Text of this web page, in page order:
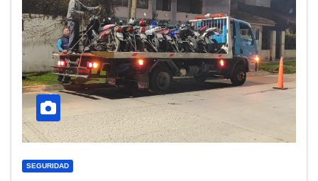
SEGURIDAD